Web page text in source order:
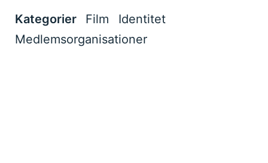
Kategorier Film
Identitet
Medlemsorganisationer